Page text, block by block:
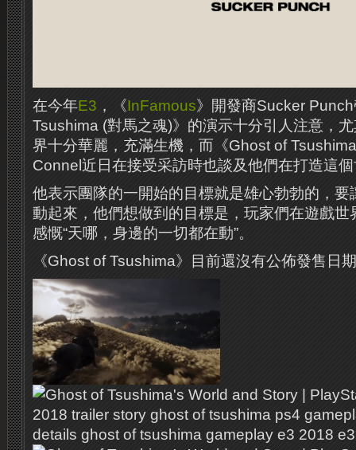
在今年E3 ，《InFamous》開發商Sucker
Tsushima (對馬之魂)》的演示十分引人注意，
界十分華麗，充滿生機，而《Ghost of
Connel近日在接受采訪時也談及他們在打造這
他表示團隊的一開始的目標就是雄心勃勃的，要
動起來，他們想做到的目標是，玩家們在遊戲世
感慨“天哪，身邊的一切都在動”。
《Ghost of Tsushima》目前還沒有公佈發售日